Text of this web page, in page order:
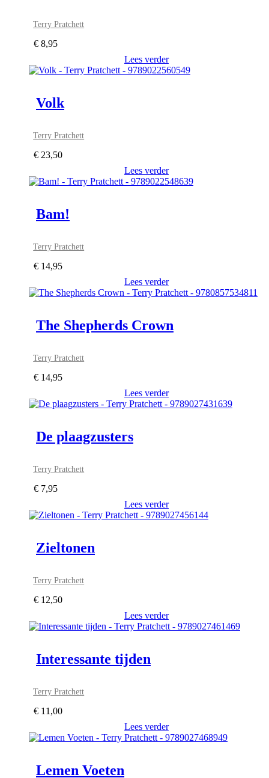
Terry Pratchett
€ 8,95
Lees verder
Volk
Terry Pratchett
€ 23,50
Lees verder
Bam!
Terry Pratchett
€ 14,95
Lees verder
The Shepherds Crown
Terry Pratchett
€ 14,95
Lees verder
De plaagzusters
Terry Pratchett
€ 7,95
Lees verder
Zieltonen
Terry Pratchett
€ 12,50
Lees verder
Interessante tijden
Terry Pratchett
€ 11,00
Lees verder
Lemen Voeten